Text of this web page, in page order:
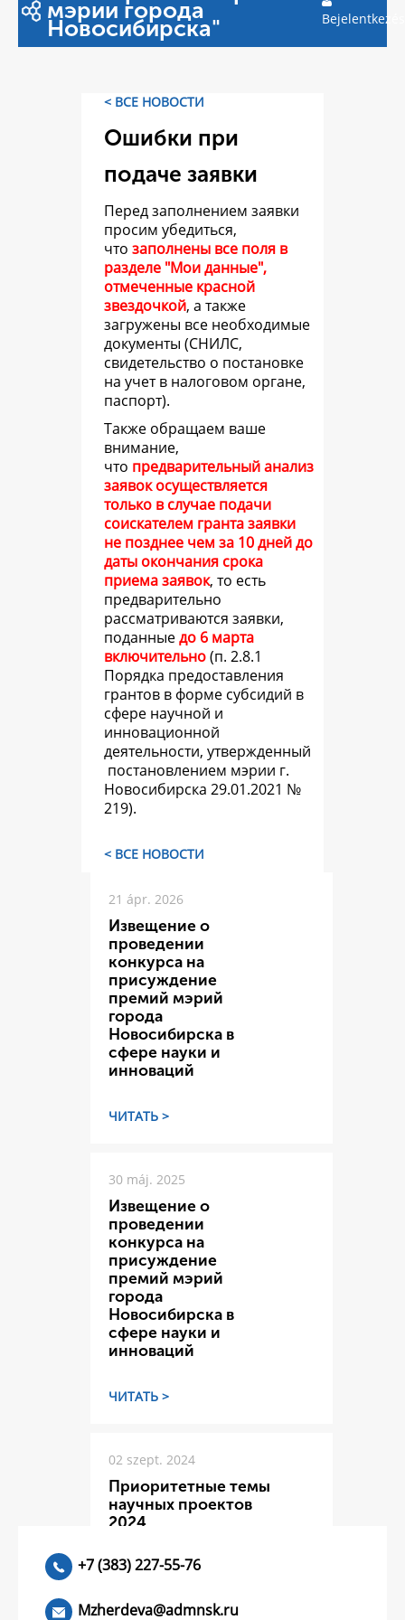
мэрии города
Новосибирска" Bejelentkezés
< ВСЕ НОВОСТИ
Ошибки при
подаче заявки
Перед заполнением заявки
просим убедиться,
что заполнены все поля в
разделе "Мои данные",
отмеченные красной
звездочкой, а также
загружены все необходимые
документы (СНИЛС,
свидетельство о постановке
на учет в налоговом органе,
паспорт).
Также обращаем ваше
внимание,
что предварительный анализ
заявок осуществляется
только в случае подачи
соискателем гранта заявки
не позднее чем за 10 дней до
даты окончания срока
приема заявок, то есть
предварительно
рассматриваются заявки,
поданныедо 6 марта
включительно(п. 2.8.1
Порядка предоставления
грантов в форме субсидий в
сфере научной и
инновационной
деятельности, утвержденный
постановлением мэрии г.
Новосибирска 29.01.2021 №
219).
< ВСЕ НОВОСТИ
21 ápr. 2026
Извещение о
проведении
конкурса на
присуждение
премий мэрий
города
Новосибирска в
сфере науки и
инноваций
ЧИТАТЬ >
30 máj. 2025
Извещение о
проведении
конкурса на
присуждение
премий мэрий
города
Новосибирска в
сфере науки и
инноваций
ЧИТАТЬ >
02 szept. 2024
Приоритетные темы
научных проектов
2024
ЧИТАТЬ >
+7 (383) 227-55-76
Mzherdeva@admnsk.ru